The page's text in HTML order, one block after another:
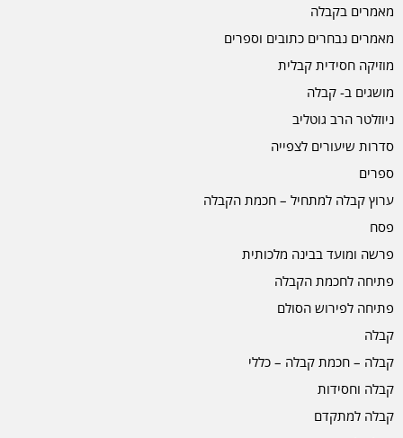
מאמרים בקבלה
מאמרים נבחרים כתובים וספרים
מוזיקה חסידית קבלית
מושגים ב- קבלה
ניוזלטר הרב גוטליב
סדרות שיעורים לצפייה
ספרים
ערוץ קבלה למתחיל – חכמת הקבלה
פסח
פרשה ומועד בבינה מלכותית
פתיחה לחכמת הקבלה
פתיחה לפירוש הסולם
קבלה
קבלה – חכמת קבלה – כללי
קבלה וחסידות
קבלה למתקדם